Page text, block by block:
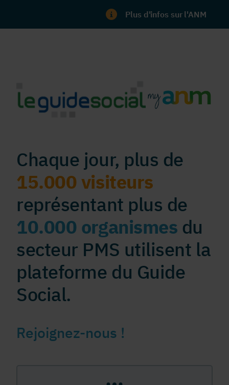
Plus d'infos sur l'ANM
Chaque jour, plus de
15.000 visiteurs
représentant plus de
10.000 organismes du
secteur PMS utilisent la
plateforme du Guide
Social.
Rejoignez-nous !